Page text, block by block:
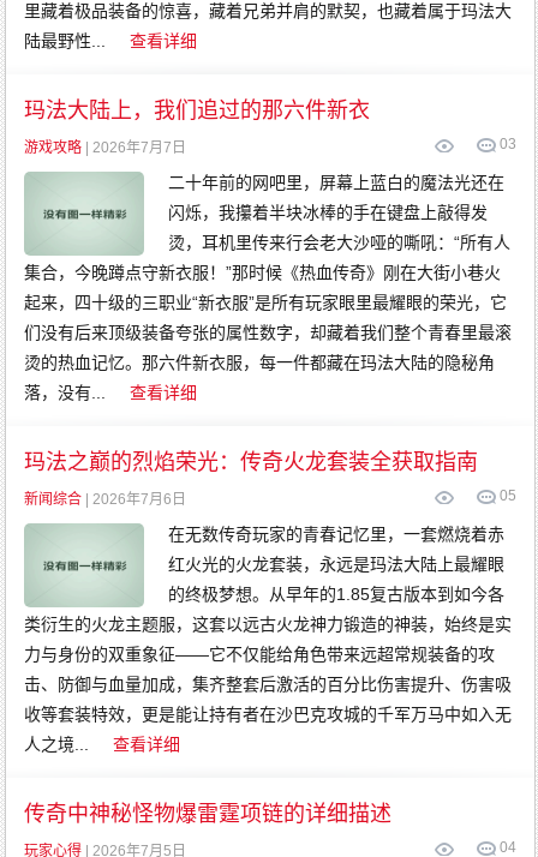
里藏着极品装备的惊喜，藏着兄弟并肩的默契，也藏着属于玛法大
陆最野性...
查看详细
玛法大陆上，我们追过的那六件新衣
3
0
游戏攻略 | 2026年7月7日
二十年前的网吧里，屏幕上蓝白的魔法光还在
闪烁，我攥着半块冰棒的手在键盘上敲得发
烫，耳机里传来行会老大沙哑的嘶吼：“所有人
集合，今晚蹲点守新衣服！”那时候《热血传奇》刚在大街小巷火
起来，四十级的三职业“新衣服”是所有玩家眼里最耀眼的荣光，它
们没有后来顶级装备夸张的属性数字，却藏着我们整个青春里最滚
烫的热血记忆。那六件新衣服，每一件都藏在玛法大陆的隐秘角
落，没有...
查看详细
玛法之巅的烈焰荣光：传奇火龙套装全获取指南
5
0
新闻综合 | 2026年7月6日
在无数传奇玩家的青春记忆里，一套燃烧着赤
红火光的火龙套装，永远是玛法大陆上最耀眼
的终极梦想。从早年的1.85复古版本到如今各
类衍生的火龙主题服，这套以远古火龙神力锻造的神装，始终是实
力与身份的双重象征——它不仅能给角色带来远超常规装备的攻
击、防御与血量加成，集齐整套后激活的百分比伤害提升、伤害吸
收等套装特效，更是能让持有者在沙巴克攻城的千军万马中如入无
人之境...
查看详细
传奇中神秘怪物爆雷霆项链的详细描述
4
0
玩家心得 | 2026年7月5日